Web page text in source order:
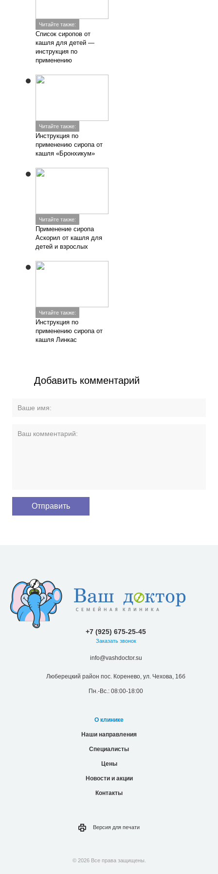
Читайте также:
Список сиропов от
кашля для детей —
инструкция по
применению
Читайте также:
Инструкция по
применению сиропа от
кашля «Бронхикум»
Читайте также:
Применение сиропа
Аскорил от кашля для
детей и взрослых
Читайте также:
Инструкция по
применению сиропа от
кашля Линкас
Добавить комментарий
+7 (925) 675-25-45
Заказать звонок
info@vashdoctor.su
Люберецкий район пос. Коренево, ул. Чехова, 16б
Пн.-Вс.: 08:00-18:00
О клинике
Наши направления
Специалисты
Цены
Новости и акции
Контакты
Версия для печати
© 2026 Все права защищены.